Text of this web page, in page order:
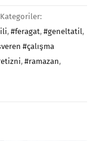
Kategoriler:
, #feragat, #geneltatil,
#çalışma
, #ramazan,